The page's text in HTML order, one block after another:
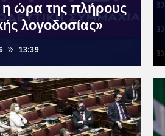
ώρα της πλήρους
λογοδοσίας»
13:39